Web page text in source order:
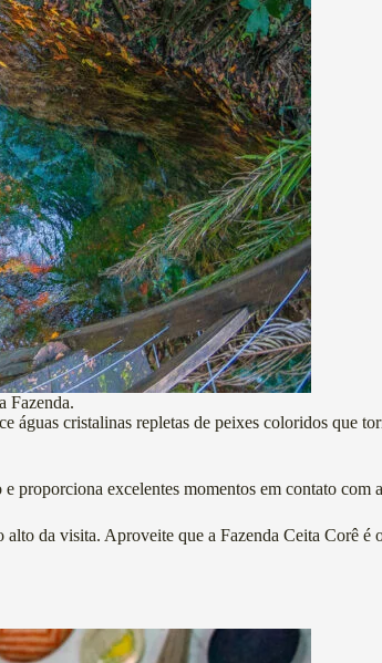
Fazenda.
águas cristalinas repletas de peixes coloridos que
proporciona excelentes momentos em contato com
da visita. Aproveite que a Fazenda Ceita Corê é